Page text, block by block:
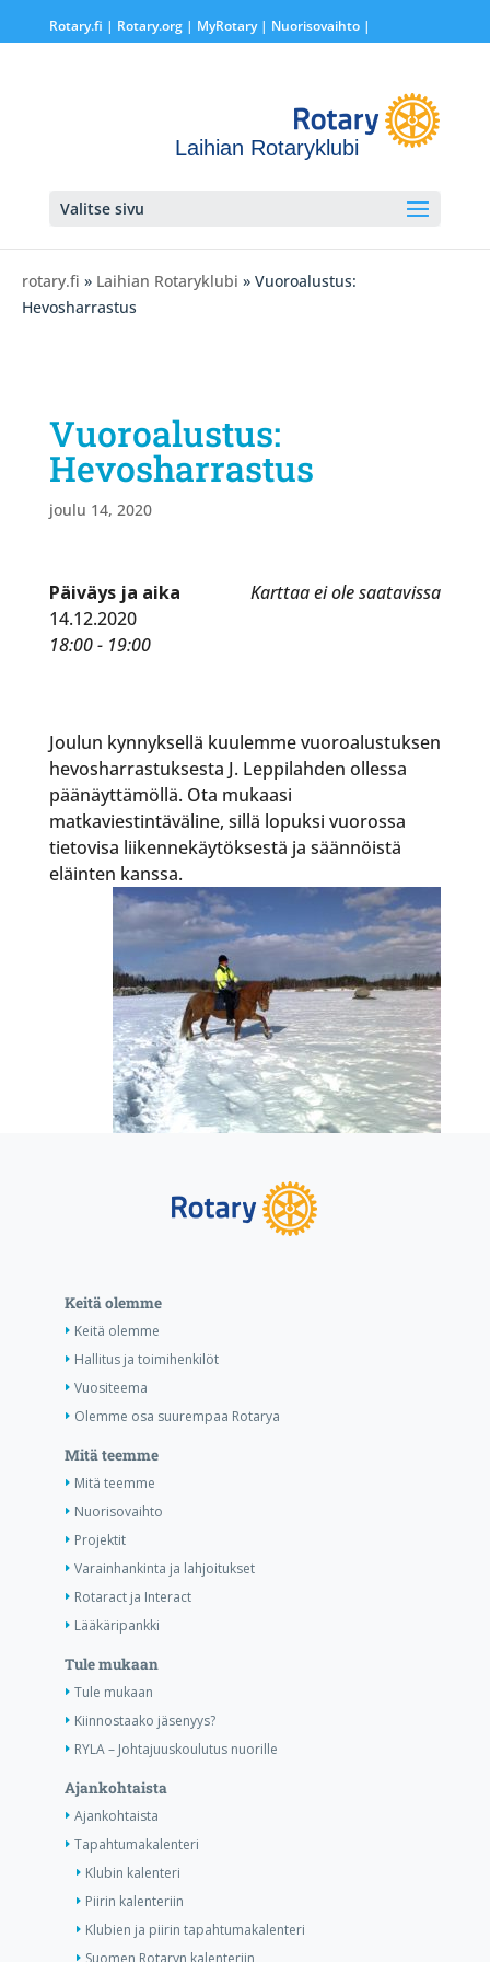
Rotary.fi | Rotary.org| MyRotary | Nuorisovaihto|
Laihian Rotaryklubi
Valitse sivu
rotary.fi » Laihian Rotaryklubi » Vuoroalustus:
Hevosharrastus
Vuoroalustus:
Hevosharrastus
joulu 14, 2020
Karttaa ei ole saatavissa
Päiväys ja aika
14.12.2020
18:00 - 19:00
Joulun kynnyksellä kuulemme vuoroalustuksen
hevosharrastuksesta J. Leppilahden ollessa
päänäyttämöllä. Ota mukaasi
matkaviestintäväline, sillä lopuksi vuorossa
tietovisa liikennekäytöksestä ja säännöistä
eläinten kanssa.
Keitä olemme
Keitä olemme
Hallitus ja toimihenkilöt
Vuositeema
Olemme osa suurempaa Rotarya
Mitä teemme
Mitä teemme
Nuorisovaihto
Projektit
Varainhankinta ja lahjoitukset
Rotaract ja Interact
Lääkäripankki
Tule mukaan
Tule mukaan
Kiinnostaako jäsenyys?
RYLA – Johtajuuskoulutus nuorille
Ajankohtaista
Ajankohtaista
Tapahtumakalenteri
Klubin kalenteri
Piirin kalenteriin
Klubien ja piirin tapahtumakalenteri